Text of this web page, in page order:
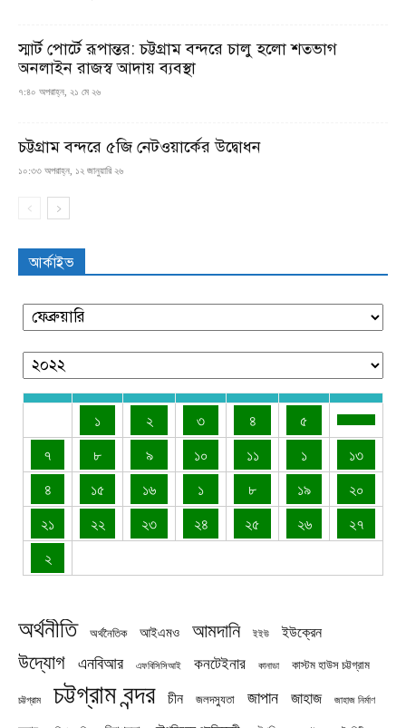
স্মার্ট পোর্টে রূপান্তর: চট্টগ্রাম বন্দরে চালু হলো শতভাগ
অনলাইন রাজস্ব আদায় ব্যবস্থা
৭:৪০ অপরাহ্ন, ২১ মে ২৬
চট্টগ্রাম বন্দরে ৫জি নেটওয়ার্কের উদ্বোধন
১০:৩৩ অপরাহ্ন, ১২ জানুয়ারি ২৬
আর্কাইভ
১ ২ ৩ ৪
৫
৭
৮ ৯ ১০ ১১ ১
১৩
৪
১৫ ১৬ ১ ৮ ১৯
২০
২১
২২ ২৩ ২৪ ২৫ ২৬
২৭
২
অর্থনীতি অর্থনৈতিক আইএমও আমদানি ইইউ ইউক্রেন
উদ্যোগ এনবিআর এফবিসিসিআই কনটেইনার কানাডা কাস্টম হাউস চট্টগ্রাম
চট্টগ্রাম চট্টগ্রাম বন্দর চীন জলদস্যুতা জাপান জাহাজ জাহাজ নির্মাণ